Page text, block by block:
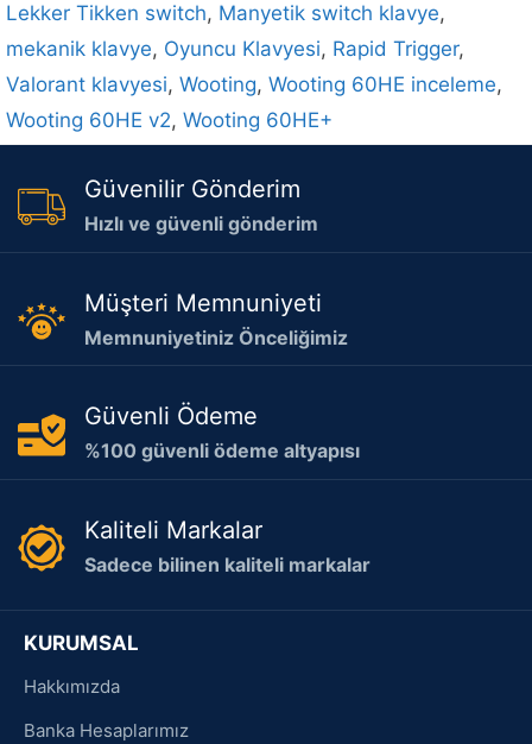
Lekker Tikken switch, Manyetik switch klavye,
mekanik klavye, Oyuncu Klavyesi, Rapid Trigger,
Valorant klavyesi, Wooting, Wooting 60HE inceleme,
Wooting 60HE v2, Wooting 60HE+
Güvenilir Gönderim
Hızlı ve güvenli gönderim
Müşteri Memnuniyeti
Memnuniyetiniz Önceliğimiz
Güvenli Ödeme
%100 güvenli ödeme altyapısı
Kaliteli Markalar
Sadece bilinen kaliteli markalar
KURUMSAL
Hakkımızda
Banka Hesaplarımız